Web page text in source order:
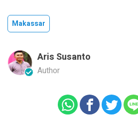
Makassar
Aris Susanto
Author